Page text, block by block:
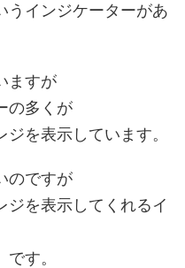
うインジケーターがあ
ますが
の多くが
を表示しています。
のですが
ジを表示してくれるイ
す。